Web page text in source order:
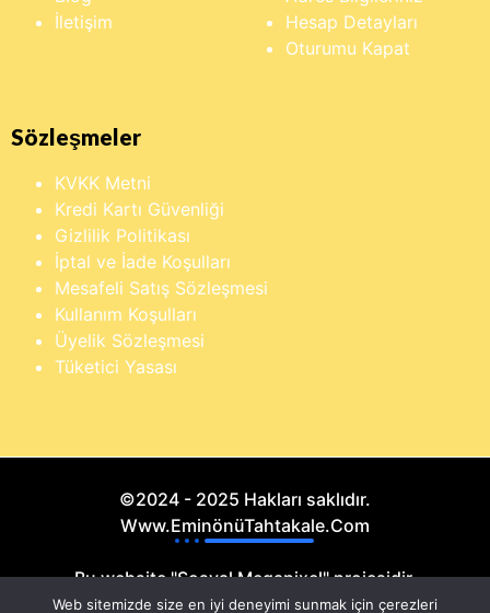
İletişim
Hesap Detayları
Oturumu Kapat
Sözleşmeler
KVKK Metni
Kredi Kartı Güvenliği
Gizlilik Politikası
İptal ve İade Koşulları
Mesafeli Satış Sözleşmesi
Kullanım Koşulları
Üyelik Sözleşmesi
Tüketici Yasası
©2024 - 2025 Hakları saklıdır.
Www.EminönüTahtakale.Com
Bu website "Sosyal Megapixel" projesidir.
Web sitemizde size en iyi deneyimi sunmak için çerezleri